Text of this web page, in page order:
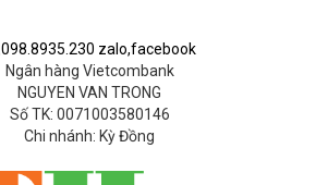
098.8935.230 zalo,facebook
Ngân hàng Vietcombank
NGUYEN VAN TRONG
Số TK: 0071003580146
Chi nhánh: Kỳ Đồng